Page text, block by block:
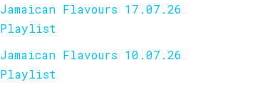
Jamaican Flavours 17.07.26
Playlist
Jamaican Flavours 10.07.26
Playlist